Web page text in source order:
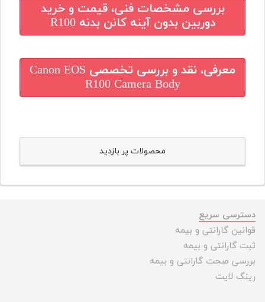
بررسی مشخصات فنی، قیمت و خرید
دوربین بدون آینه کانن بدنه R100
معرفی، نقد و بررسی تخصصی Canon EOS
R100 Camera Body
محصولات پر بازدید
دسترسی سریع
قوانین گارانتی و بیمه
ثبت گارانتی و بیمه
بررسی صحت گارانتی و بیمه
رینگ لایت